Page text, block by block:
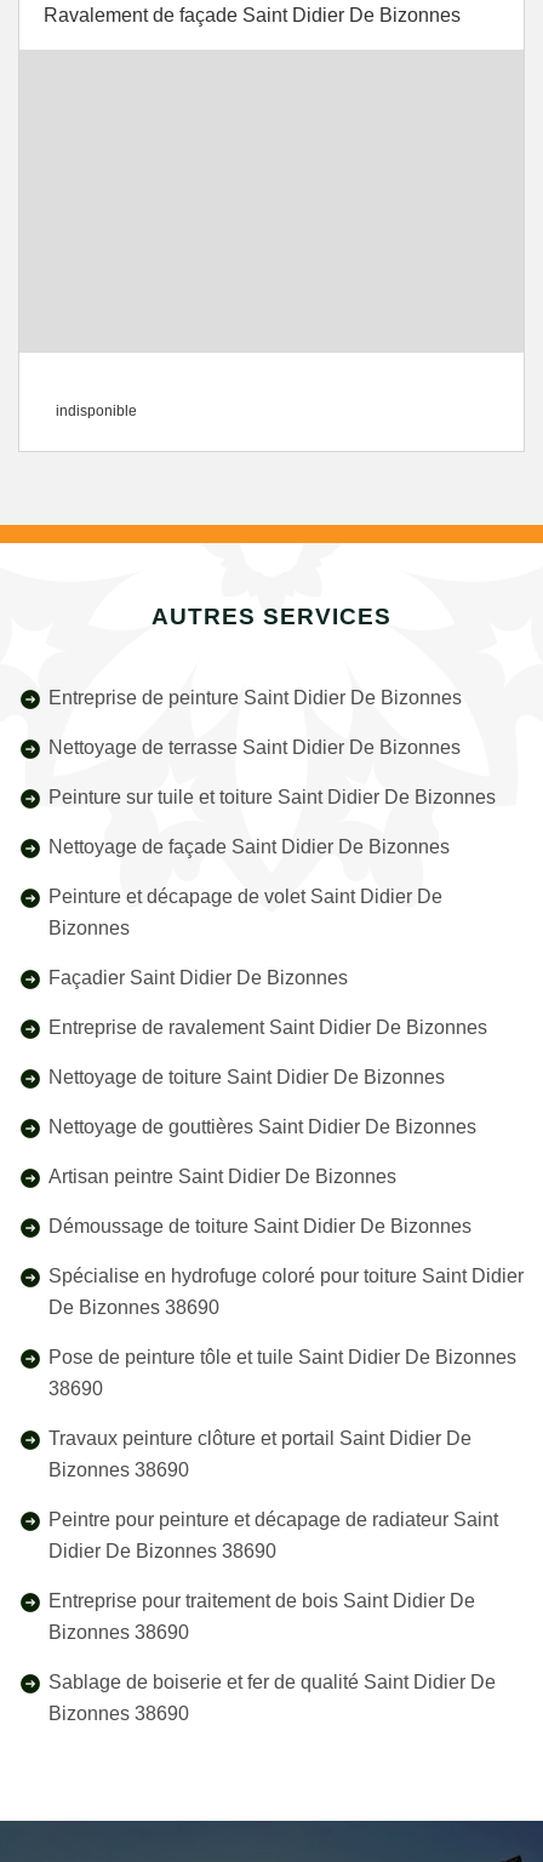
Ravalement de façade Saint Didier De Bizonnes
indisponible
AUTRES SERVICES
Entreprise de peinture Saint Didier De Bizonnes
Nettoyage de terrasse Saint Didier De Bizonnes
Peinture sur tuile et toiture Saint Didier De Bizonnes
Nettoyage de façade Saint Didier De Bizonnes
Peinture et décapage de volet Saint Didier De
Bizonnes
Façadier Saint Didier De Bizonnes
Entreprise de ravalement Saint Didier De Bizonnes
Nettoyage de toiture Saint Didier De Bizonnes
Nettoyage de gouttières Saint Didier De Bizonnes
Artisan peintre Saint Didier De Bizonnes
Démoussage de toiture Saint Didier De Bizonnes
Spécialise en hydrofuge coloré pour toiture Saint Didier
De Bizonnes 38690
Pose de peinture tôle et tuile Saint Didier De Bizonnes
38690
Travaux peinture clôture et portail Saint Didier De
Bizonnes 38690
Peintre pour peinture et décapage de radiateur Saint
Didier De Bizonnes 38690
Entreprise pour traitement de bois Saint Didier De
Bizonnes 38690
Sablage de boiserie et fer de qualité Saint Didier De
Bizonnes 38690